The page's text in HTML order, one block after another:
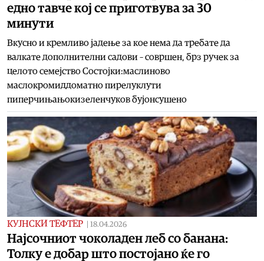
едно тавче кој се приготвува за 30
минути
Вкусно и кремливо јадење за кое нема да требате да
валкате дополнителни садови – совршен, брз ручек за
целото семејство Состојки:маслиново
маслокромиддоматно пирелуклути
пиперчињањокизеленчуков бујонсушено
КУЈНСКИ ТЕФТЕР 18.04.2026
Најсочниот чоколаден леб со банана:
Толку е добар што постојано ќе го